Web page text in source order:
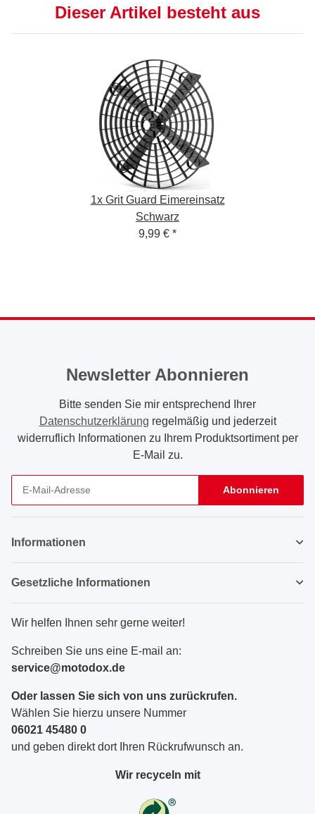
Dieser Artikel besteht aus
1x Grit Guard Eimereinsatz
Schwarz
9,99 € *
Newsletter Abonnieren
Bitte senden Sie mir entsprechend Ihrer
Datenschutzerklärung regelmäßig und jederzeit
widerruflich Informationen zu Ihrem Produktsortiment per
E-Mail zu.
Abonnieren
Informationen
Gesetzliche Informationen
Wir helfen Ihnen sehr gerne weiter!
Schreiben Sie uns eine E-mail an:
service@motodox.de
Oder lassen Sie sich von uns zurückrufen.
Wählen Sie hierzu unsere Nummer
06021 45480 0
und geben direkt dort Ihren Rückrufwunsch an.
Wir recyceln mit